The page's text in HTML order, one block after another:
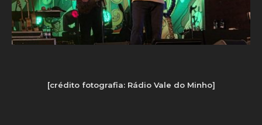
[crédito fotografia: Rádio Vale do Minho]